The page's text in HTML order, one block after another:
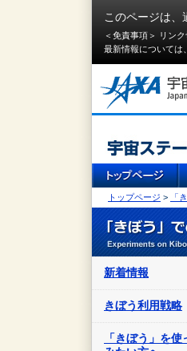
このページは
＜免責事項＞ リン
最新情報については、
トップページ > 「
新着情報
きぼう利用戦略
「きぼう」を使